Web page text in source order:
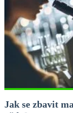
Jak se zbavit